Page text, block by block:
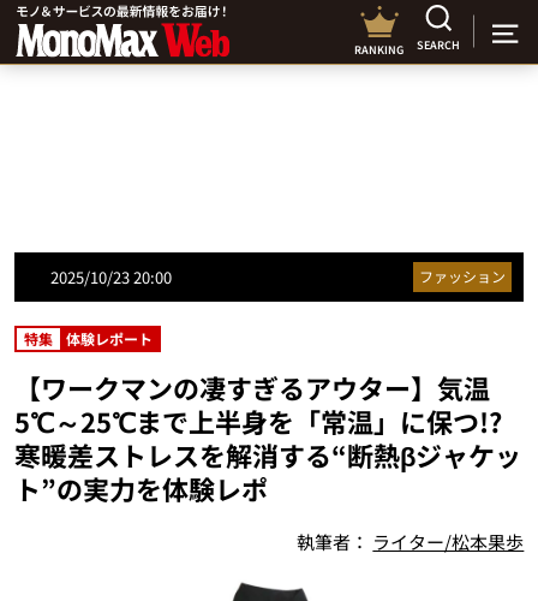
RANKING SEARCH
2025/10/23 20:00 ファッション
特集 体験レポート
【ワークマンの凄すぎるアウター】気温
5℃～25℃まで上半身を「常温」に保つ!?
寒暖差ストレスを解消する“断熱βジャケッ
ト”の実力を体験レポ
執筆者： ライター/松本果歩